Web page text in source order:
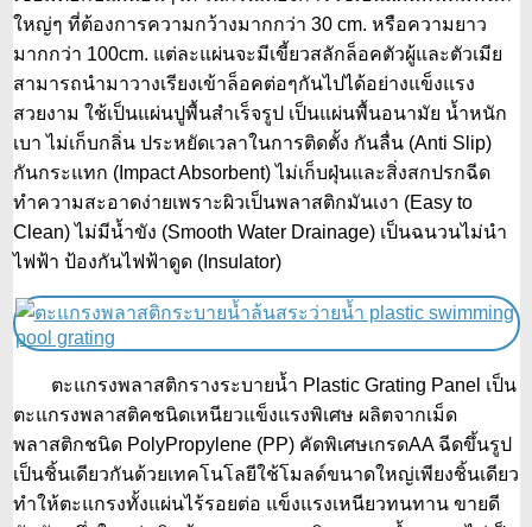
ใหญ่ๆ ที่ต้องการความกว้างมากกว่า 30 cm. หรือความยาว
มากกว่า 100cm. แต่ละแผ่นจะมีเขี้ยวสลักล็อคตัวผู้และตัวเมีย
สามารถนำมาวางเรียงเข้าล็อคต่อๆกันไปได้อย่างแข็งแรง
สวยงาม ใช้เป็นแผ่นปูพื้นสำเร็จรูป เป็นแผ่นพื้นอนามัย น้ำหนัก
เบา ไม่เก็บกลิ่น ประหยัดเวลาในการติดตั้ง กันลื่น (Anti Slip)
กันกระแทก (Impact Absorbent) ไม่เก็บฝุ่นและสิ่งสกปรกฉีด
ทำความสะอาดง่ายเพราะผิวเป็นพลาสติกมันเงา (Easy to
Clean) ไม่มีน้ำขัง (Smooth Water Drainage) เป็นฉนวนไม่นำ
ไฟฟ้า ป้องกันไฟฟ้าดูด (Insulator)
ตะแกรงพลาสติกรางระบายน้ำ Plastic Grating Panel เป็น
ตะแกรงพลาสติคชนิดเหนียวแข็งแรงพิเศษ ผลิตจากเม็ด
พลาสติกชนิด PolyPropylene (PP) คัดพิเศษเกรดAA ฉีดขึ้นรูป
เป็นชิ้นเดียวกันด้วยเทคโนโลยีใช้โมลด์ขนาดใหญ่เพียงชิ้นเดียว
ทำให้ตะแกรงทั้งแผ่นไร้รอยต่อ แข็งแรงเหนียวทนทาน ขายดี